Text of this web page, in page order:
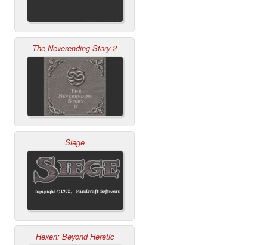
The Neverending Story 2
Siege
Hexen: Beyond Heretic